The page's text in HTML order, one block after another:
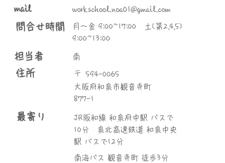
mail
問合せ時間
​担当者
住所
workschool.noa01@gmail.com
月～金 9:00~17:00 土(第2,4,5)
9:00~13:00
南
〒
594-0065
大阪府和泉市観音寺町
877-1
最寄り
JR阪和線 和泉府中駅 バスで
10分 泉北高速鉄道 和泉中央
駅 バスで12分
南海バス 観音寺町 徒歩3分